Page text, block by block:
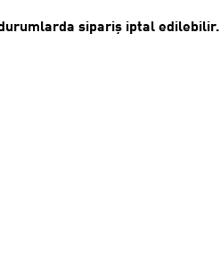
sipariş iptal edilebilir.